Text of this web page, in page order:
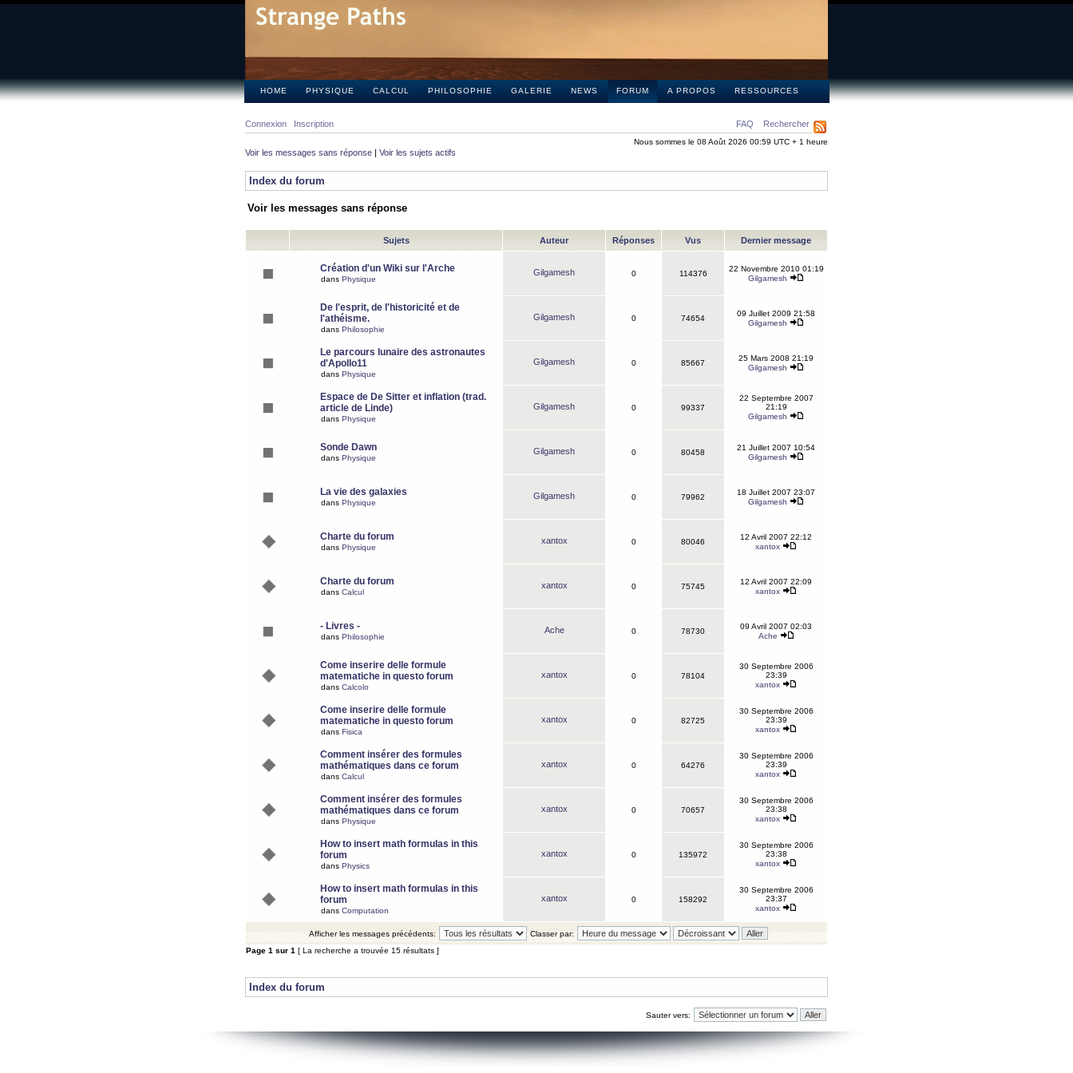
HOME PHYSIQUE CALCUL PHILOSOPHIE GALERIE NEWS FORUM A PROPOS RESSOURCES
FAQ Rechercher
Connexion Inscription
Nous sommes le 08 Août 2026 00:59 UTC + 1 heure
Voir les messages sans réponse | Voir les sujets actifs
Index du forum
Voir les messages sans réponse
Sujets Auteur Réponses Vus Dernier message
Création d'un Wiki sur l'Arche
dans Physique
Gilgamesh 0 114376
22 Novembre 2010 01:19
Gilgamesh
De l'esprit, de l'historicité et de
l'athéisme.
dans Philosophie
Gilgamesh 0 74654
09 Juillet 2009 21:58
Gilgamesh
Le parcours lunaire des astronautes
d'Apollo11
dans Physique
Gilgamesh 0 85667
25 Mars 2008 21:19
Gilgamesh
Espace de De Sitter et inflation (trad.
article de Linde)
dans Physique
Gilgamesh 0 99337
22 Septembre 2007
21:19
Gilgamesh
Sonde Dawn
dans Physique
Gilgamesh 0 80458
21 Juillet 2007 10:54
Gilgamesh
La vie des galaxies
dans Physique
Gilgamesh 0 79962
18 Juillet 2007 23:07
Gilgamesh
Charte du forum
dans Physique
xantox 0 80046
12 Avril 2007 22:12
xantox
Charte du forum
dans Calcul
xantox 0 75745
12 Avril 2007 22:09
xantox
- Livres -
dans Philosophie
Ache 0 78730
09 Avril 2007 02:03
Ache
Come inserire delle formule
matematiche in questo forum
dans Calcolo
xantox 0 78104
30 Septembre 2006
23:39
xantox
Come inserire delle formule
matematiche in questo forum
dans Fisica
xantox 0 82725
30 Septembre 2006
23:39
xantox
Comment insérer des formules
mathématiques dans ce forum
dans Calcul
xantox 0 64276
30 Septembre 2006
23:39
xantox
Comment insérer des formules
mathématiques dans ce forum
dans Physique
xantox 0 70657
30 Septembre 2006
23:38
xantox
How to insert math formulas in this
forum
dans Physics
xantox 0 135972
30 Septembre 2006
23:38
xantox
How to insert math formulas in this
forum
dans Computation
xantox 0 158292
30 Septembre 2006
23:37
xantox
Afficher les messages précédents:
Classer par:
Page 1 sur 1 [ La recherche a trouvée 15 résultats ]
Index du forum
Sauter vers: